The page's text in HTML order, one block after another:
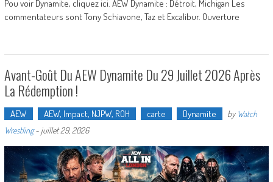
Pou voir Dynamite, cliquez ici. AEW Dynamite : Détroit, Michigan Les
commentateurs sont Tony Schiavone, Taz et Excalibur. Ouverture
Avant-Goût Du AEW Dynamite Du 29 Juillet 2026 Après
La Rédemption !
AEW AEW, Impact, NJPW, ROH carte Dynamite by Watch
Wrestling- juillet 29, 2026